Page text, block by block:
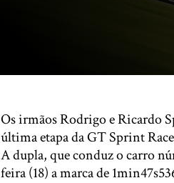
Os irmãos Rodrigo e Ricardo
última etapa da GT Sprint
A dupla, que conduz o carro
feira (18) a marca de